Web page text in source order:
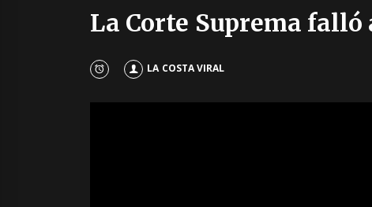
La Corte Suprema
LA COSTA VIRAL